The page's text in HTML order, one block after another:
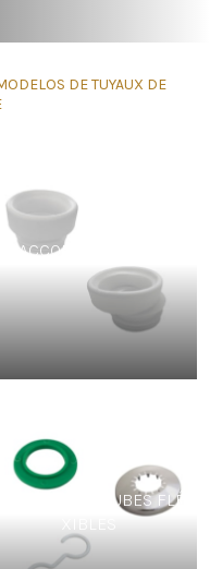
DE TUYAUX DE
RACCORD EXCENTRÉ
ACCESSOIRES TUBES FLÉ